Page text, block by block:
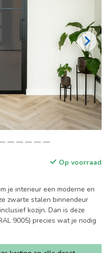
Op voorraad
je interieur een moderne en
zwarte stalen binnendeur
kozijn. Dan is deze
9005) precies wat je nodig